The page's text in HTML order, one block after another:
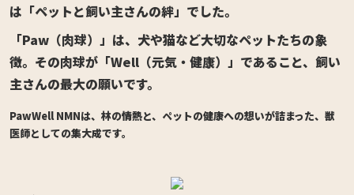
は「ペットと飼い主さんの絆」でした。
「Paw（肉球）」は、犬や猫など大切なペットたちの象
徴。その肉球が「Well（元気・健康）」であること、飼い
主さんの最大の願いです。
PawWell NMNは、林の情熱と、ペットの健康への想いが詰まった、獣
医師としての集大成です。